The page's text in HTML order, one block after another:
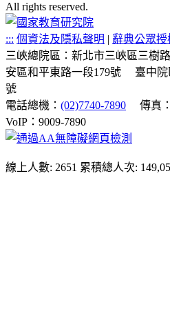
All rights reserved.
::: 個資法及隱私聲明 | 辭典公眾授
三峽總院區：新北市三峽區三樹
安區和平東路一段179號
臺中
號
電話總機： (02)7740-7890 傳真
VoIP：9009-7890
線上人數: 2651 累積總人次: